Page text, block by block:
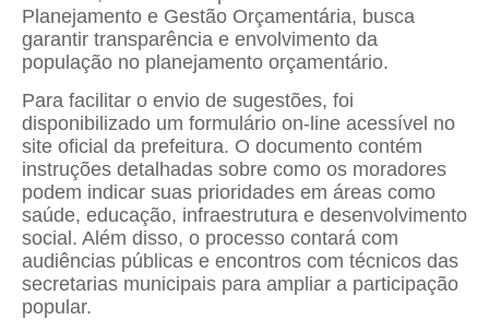
Planejamento e Gestão Orçamentária, busca
garantir transparência e envolvimento da
população no planejamento orçamentário.
Para facilitar o envio de sugestões, foi
disponibilizado um formulário on-line acessível no
site oficial da prefeitura. O documento contém
instruções detalhadas sobre como os moradores
podem indicar suas prioridades em áreas como
saúde, educação, infraestrutura e desenvolvimento
social. Além disso, o processo contará com
audiências públicas e encontros com técnicos das
secretarias municipais para ampliar a participação
popular.